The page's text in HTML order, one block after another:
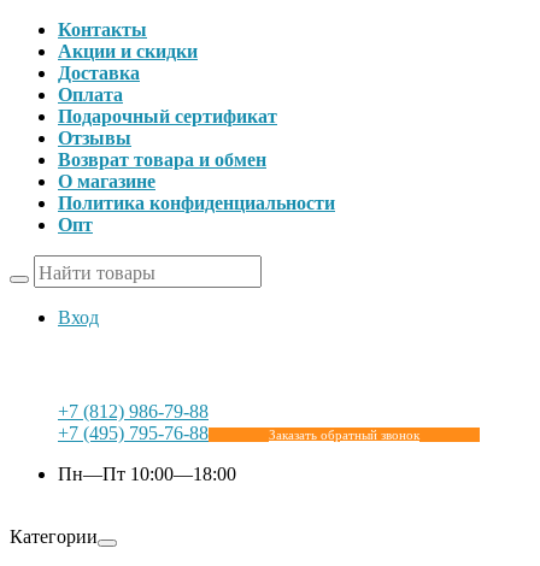
Контакты
Акции и скидки
Доставка
Оплата
Подарочный сертификат
Отзывы
Возврат товара и обмен
О магазине
Политика конфиденциальности
Опт
Вход
+7 (812) 986-79-88
+7 (495) 795-76-88
Заказать обратный звонок
Пн—Пт 10:00—18:00
Категории